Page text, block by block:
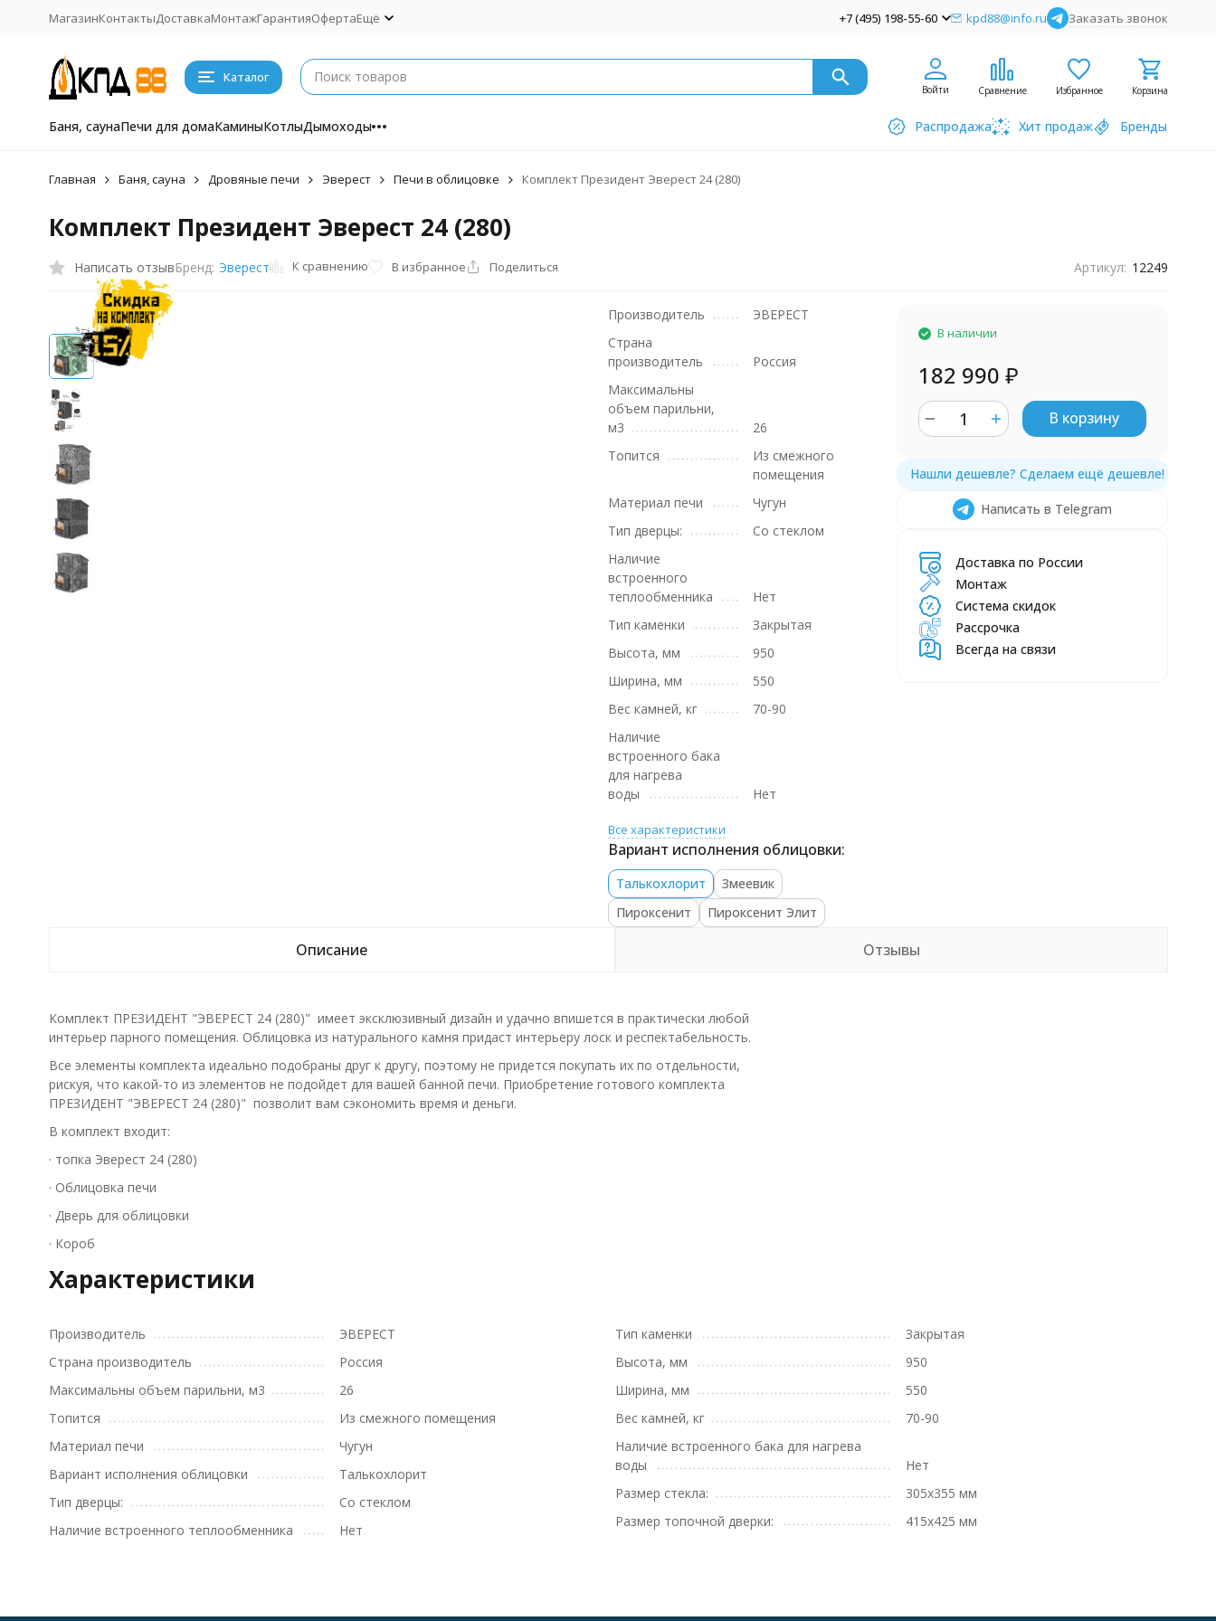
МагазинКонтактыДоставкаМонтажГарантияОфертаЕщё +7 (495) 198-55-60 kpd88@info.ru Заказать звонок
Каталог
Войти Сравнение Избранное Корзина
Баня, саунаПечи для домаКаминыКотлыДымоходы Распродажа Хит продаж Бренды
Главная Баня, сауна Дровяные печи Эверест Печи в облицовке Комплект Президент Эверест 24 (280)
Комплект Президент Эверест 24 (280)
Написать отзывБренд: Эверест К сравнению В избранное Поделиться Артикул: 12249
Производитель
ЭВЕРЕСТ
Страна
производитель
Россия
Максимальны
объем парильни,
м3
26
Топится
Из смежного
помещения
Материал печи
Чугун
Тип дверцы:
Со стеклом
Наличие
встроенного
теплообменника
Нет
Тип каменки
Закрытая
Высота, мм
950
Ширина, мм
550
Вес камней, кг
70-90
Наличие
встроенного бака
для нагрева
воды
Нет
Все характеристики
Вариант исполнения облицовки:
Талькохлорит
Змеевик
Пироксенит
Пироксенит Элит
В наличии
182 990 ₽
В корзину
Написать в Telegram
Доставка по России
Монтаж
Система скидок
Рассрочка
Всегда на связи
Описание Отзывы
Комплект ПРЕЗИДЕНТ "ЭВЕРЕСТ 24 (280)" имеет эксклюзивный дизайн и удачно впишется в практически любой
интерьер парного помещения. Облицовка из натурального камня придаст интерьеру лоск и респектабельность.
Все элементы комплекта идеально подобраны друг к другу, поэтому не придется покупать их по отдельности,
рискуя, что какой-то из элементов не подойдет для вашей банной печи. Приобретение готового комплекта
ПРЕЗИДЕНТ "ЭВЕРЕСТ 24 (280)" позволит вам сэкономить время и деньги.
В комплект входит:
· топка Эверест 24 (280)
· Облицовка печи
· Дверь для облицовки
· Короб
Характеристики
Производитель
ЭВЕРЕСТ
Страна производитель
Россия
Максимальны объем парильни, м3
26
Топится
Из смежного помещения
Материал печи
Чугун
Вариант исполнения облицовки
Талькохлорит
Тип дверцы:
Со стеклом
Наличие встроенного теплообменника
Нет
Тип каменки
Закрытая
Высота, мм
950
Ширина, мм
550
Вес камней, кг
70-90
Наличие встроенного бака для нагрева
воды
Нет
Размер стекла:
305х355 мм
Размер топочной дверки:
415х425 мм